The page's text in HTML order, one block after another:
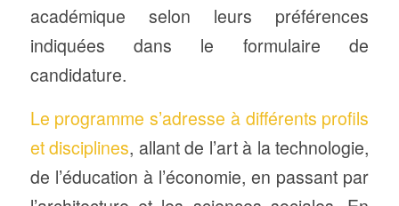
académique selon leurs préférences
indiquées dans le formulaire de
candidature.
Le programme s’adresse à différents profils
et disciplines, allant de l’art à la technologie,
de l’éducation à l’économie, en passant par